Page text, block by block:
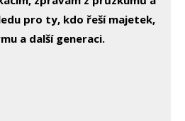
pro ty, kdo řeší majetek,
a další generaci.